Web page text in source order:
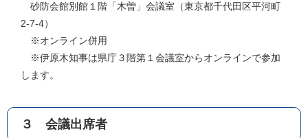
砂防会館別館１階「木曽」会議室（東京都千代田区平河町
2-7-4）
※オンライン併用
※伊原木知事は県庁３階第１会議室からオンラインで参加
します。
３ 会議出席者